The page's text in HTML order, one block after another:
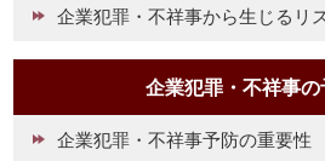
企業犯罪・不祥事から生じるリ
企業犯罪・不祥事
企業犯罪・不祥事予防の重要性